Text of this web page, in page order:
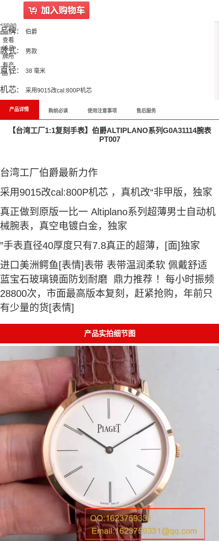
<span
"="">
查看
该品
牌所
有产
品 〉
品牌: 伯爵
款式: 男款
直径: 38 毫米
机芯: 采用9015改cal:800P机芯
产品详情 购前必读 使用注意事项 售后服务
【台湾工厂1:1复刻手表】伯爵ALTIPLANO系列G0A31114腕表
PT007
台湾工厂伯爵最新力作
采用9015改cal:800P机芯 ，真机改“非甲版，独家
真正做到原版一比一 Altiplano系列超薄男士自动机
械腕表，真空电镀白金，独家
”手表直径40厚度只有7.8真正的超薄，[面]独家
进口美洲鳄鱼[表情]表带 表带温润柔软 佩戴舒适
蓝宝石玻璃镜面防划耐磨 鼎力推荐 ！每小时振频
28800次，市面最高版本复刻，赶紧抢购，年前只
有少量的货[表情]
产品实拍细节图